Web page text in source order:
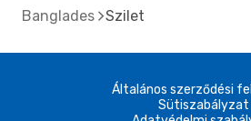
Banglades Szilet
Általános szerződési
Sütiszabályzat